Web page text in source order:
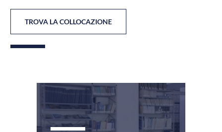
TROVA LA COLLOCAZIONE